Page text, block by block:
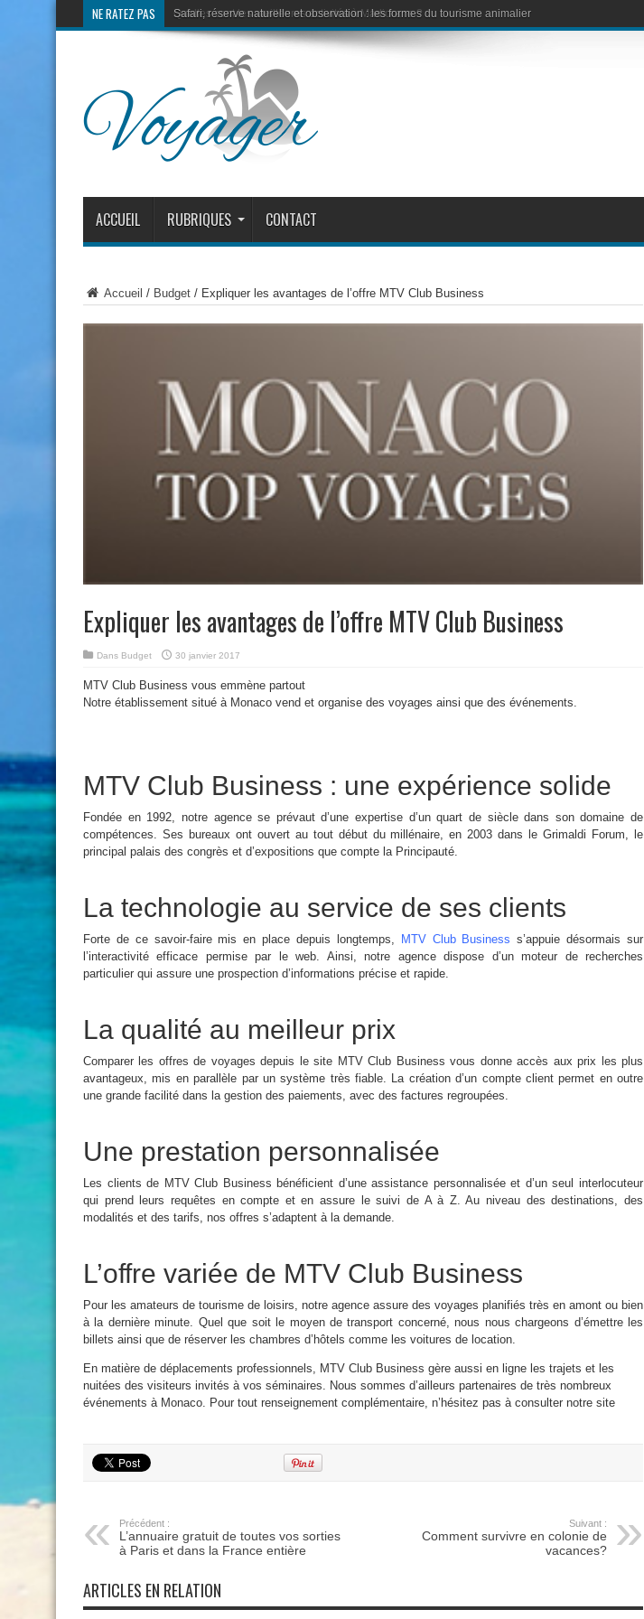
NE RATEZ PAS Safari, réserve naturelle et observation : les formes du tourisme animalier
Quelles sont les meilleures activités à Madiorano ?
ACCUEIL RUBRIQUES CONTACT
Accueil / Budget / Expliquer les avantages de l’offre MTV Club Business
Expliquer les avantages de l’offre MTV Club Business
Dans Budget 30 janvier 2017
MTV Club Business vous emmène partout
Notre établissement situé à Monaco vend et organise des voyages ainsi que des événements.
MTV Club Business : une expérience solide
Fondée en 1992, notre agence se prévaut d’une expertise d’un quart de siècle dans son domaine de
compétences. Ses bureaux ont ouvert au tout début du millénaire, en 2003 dans le Grimaldi Forum, le
principal palais des congrès et d’expositions que compte la Principauté.
La technologie au service de ses clients
Forte de ce savoir-faire mis en place depuis longtemps, MTV Club Business s’appuie désormais sur
l’interactivité efficace permise par le web. Ainsi, notre agence dispose d’un moteur de recherches
particulier qui assure une prospection d’informations précise et rapide.
La qualité au meilleur prix
Comparer les offres de voyages depuis le site MTV Club Business vous donne accès aux prix les plus
avantageux, mis en parallèle par un système très fiable. La création d’un compte client permet en outre
une grande facilité dans la gestion des paiements, avec des factures regroupées.
Une prestation personnalisée
Les clients de MTV Club Business bénéficient d’une assistance personnalisée et d’un seul interlocuteur
qui prend leurs requêtes en compte et en assure le suivi de A à Z. Au niveau des destinations, des
modalités et des tarifs, nos offres s’adaptent à la demande.
L’offre variée de MTV Club Business
Pour les amateurs de tourisme de loisirs, notre agence assure des voyages planifiés très en amont ou bien
à la dernière minute. Quel que soit le moyen de transport concerné, nous nous chargeons d’émettre les
billets ainsi que de réserver les chambres d’hôtels comme les voitures de location.
En matière de déplacements professionnels, MTV Club Business gère aussi en ligne les trajets et les
nuitées des visiteurs invités à vos séminaires. Nous sommes d’ailleurs partenaires de très nombreux
événements à Monaco. Pour tout renseignement complémentaire, n’hésitez pas à consulter notre site
Précédent :
L’annuaire gratuit de toutes vos sorties
à Paris et dans la France entière
Suivant :
Comment survivre en colonie de
vacances?
ARTICLES EN RELATION